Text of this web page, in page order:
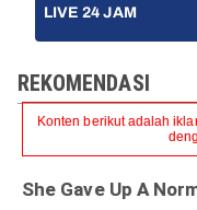
LIVE 24 JAM